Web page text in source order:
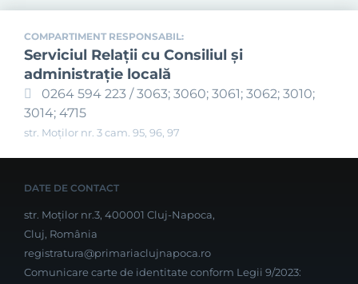
COMPARTIMENT RESPONSABIL:
Serviciul Relaţii cu Consiliul şi
administraţie locală
0264 594 223 / 3063; 3060; 3061; 3062; 3010;
3014; 4715
str. Moților nr. 3 cam. 95, 96, 97
DATE DE CONTACT
str. Moților nr.3, 400001 Cluj-Napoca,
Cluj, România
registratura@primariaclujnapoca.ro
Comunicare carte de identitate conform Legii 9/2023: